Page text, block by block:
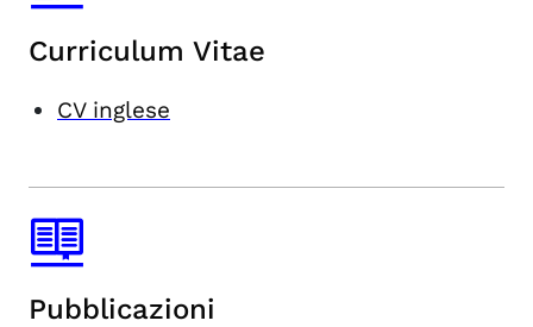
Curriculum Vitae
CV inglese
Pubblicazioni